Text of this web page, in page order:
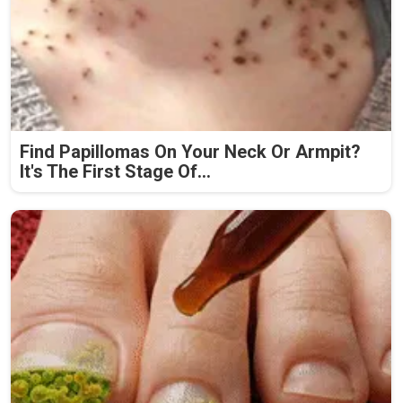
Find Papillomas On Your Neck Or Armpit?
It's The First Stage Of...